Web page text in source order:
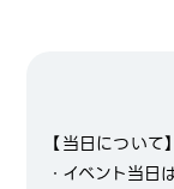
【当日について】
・イベント当日